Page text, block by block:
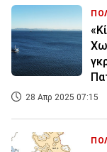
28 Απρ 2025 07:15